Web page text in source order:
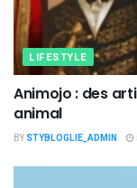
LIFESTYLE
Animojo : des
animal
BY STYBLOGLIE_ADMIN